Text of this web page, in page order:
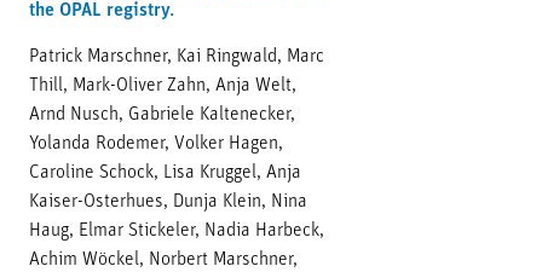
the OPAL registry.
Patrick Marschner, Kai Ringwald, Marc
Thill, Mark-Oliver Zahn, Anja Welt,
Arnd Nusch, Gabriele Kaltenecker,
Yolanda Rodemer, Volker Hagen,
Caroline Schock, Lisa Kruggel, Anja
Kaiser-Osterhues, Dunja Klein, Nina
Haug, Elmar Stickeler, Nadia Harbeck,
Achim Wöckel, Norbert Marschner,